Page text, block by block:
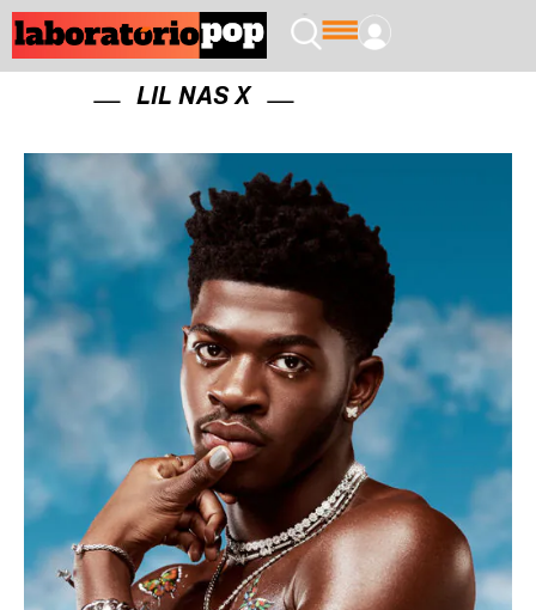
LIL NAS X